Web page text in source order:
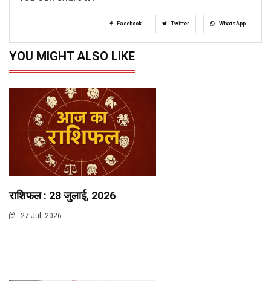
Facebook Twitter WhatsApp
YOU MIGHT ALSO LIKE
राशिफल : 28 जुलाई, 2026
27 Jul, 2026